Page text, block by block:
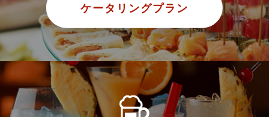
ケータリングプラン